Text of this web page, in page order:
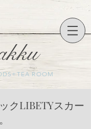
ROOM
クLIBETYスカー